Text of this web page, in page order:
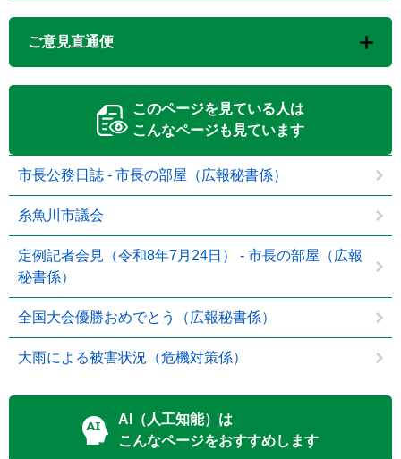
ご意見直通便
このページを見ている人は
こんなページも見ています
市長公務日誌 - 市長の部屋（広報秘書係）
糸魚川市議会
定例記者会見（令和8年7月24日） - 市長の部屋（広報
秘書係）
全国大会優勝おめでとう（広報秘書係）
大雨による被害状況（危機対策係）
AI（人工知能）は
こんなページをおすすめします